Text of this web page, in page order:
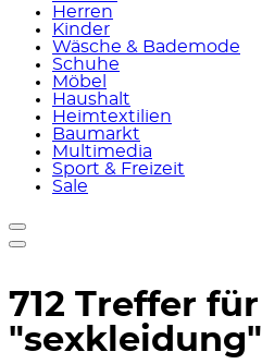
Herren
Kinder
Wäsche & Bademode
Schuhe
Möbel
Haushalt
Heimtextilien
Baumarkt
Multimedia
Sport & Freizeit
Sale
712 Treffer für
"sexkleidung"